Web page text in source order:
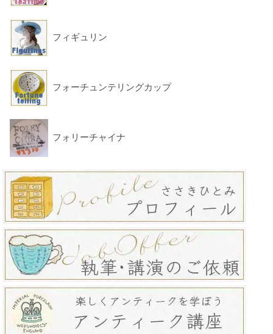
フィギュリン
フォーチュンテリングカップ
フォリーチャイナ